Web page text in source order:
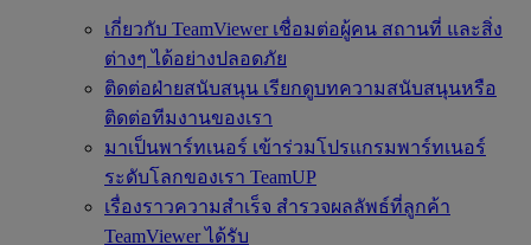
เกี่ยวกับ TeamViewer เชื่อมต่อผู้คน สถานที่ และสิ่ง
ต่างๆ ได้อย่างปลอดภัย
ติดต่อฝ่ายสนับสนุน เรียกดูบทความสนับสนุนหรือ
ติดต่อทีมงานของเรา
มาเป็นพาร์ทเนอร์ เข้าร่วมโปรแกรมพาร์ทเนอร์
ระดับโลกของเรา TeamUP
เรื่องราวความสำเร็จ สำรวจผลลัพธ์ที่ลูกค้า
TeamViewer ได้รับ